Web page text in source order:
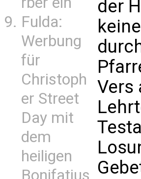
Fulda:
Werbung
für
Christoph
er Street
Day mit
dem
heiligen
Bonifatius
der
Vers